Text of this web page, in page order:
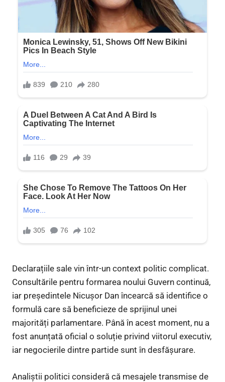
Declarațiile sale vin într-un context politic complicat.
Consultările pentru formarea noului Guvern continuă,
iar președintele Nicușor Dan încearcă să identifice o
formulă care să beneficieze de sprijinul unei
majorități parlamentare. Până în acest moment, nu a
fost anunțată oficial o soluție privind viitorul executiv,
iar negocierile dintre partide sunt în desfășurare.
Analiștii politici consideră că mesajele transmise de